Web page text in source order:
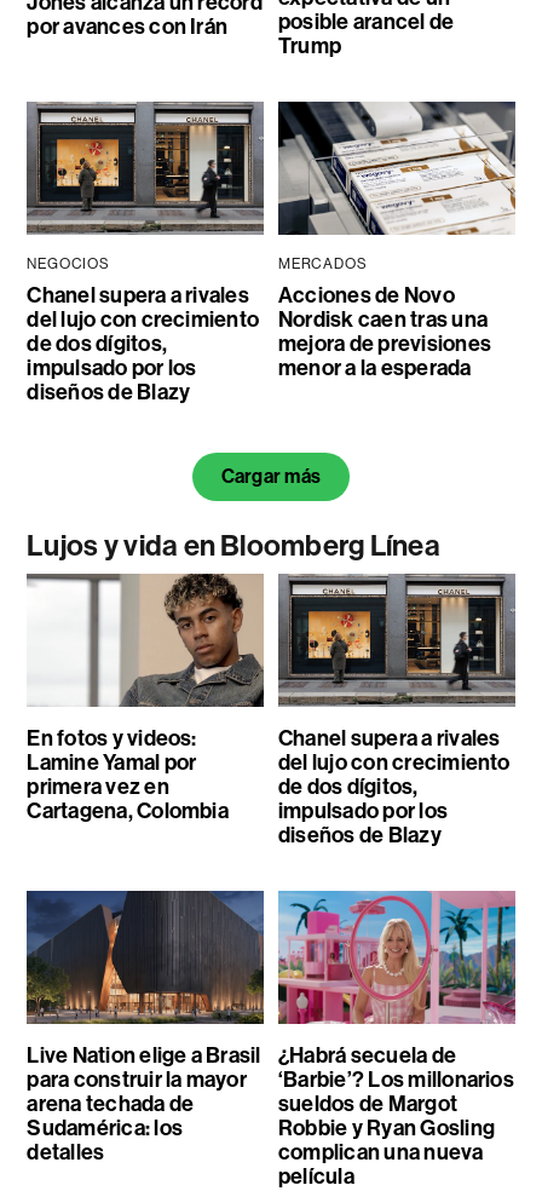
por avances con Irán
posible arancel de
Trump
NEGOCIOS
Chanel supera a rivales
del lujo con crecimiento
de dos dígitos,
impulsado por los
diseños de Blazy
MERCADOS
Acciones de Novo
Nordisk caen tras una
mejora de previsiones
menor a la esperada
Cargar más
Lujos y vida en Bloomberg Línea
En fotos y videos:
Lamine Yamal por
primera vez en
Cartagena, Colombia
Chanel supera a rivales
del lujo con crecimiento
de dos dígitos,
impulsado por los
diseños de Blazy
Live Nation elige a Brasil
para construir la mayor
arena techada de
Sudamérica: los
detalles
¿Habrá secuela de
‘Barbie’? Los millonarios
sueldos de Margot
Robbie y Ryan Gosling
complican una nueva
película